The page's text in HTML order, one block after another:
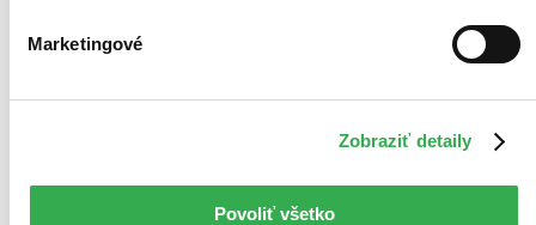
Marketingové
Zobraziť detaily
Povoliť všetko
Novinka